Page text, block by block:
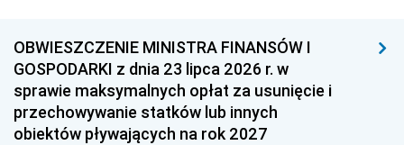
OBWIESZCZENIE MINISTRA FINANSÓW I
GOSPODARKI z dnia 23 lipca 2026 r. w
sprawie maksymalnych opłat za usunięcie i
przechowywanie statków lub innych
obiektów pływających na rok 2027